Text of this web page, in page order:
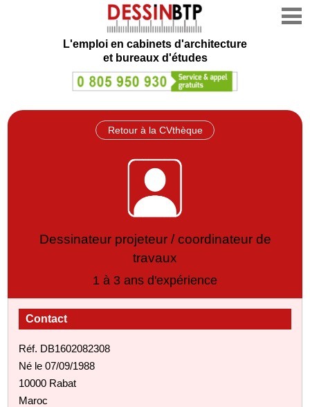
L'emploi en cabinets d'architecture
et bureaux d'études
Retour à la CVthèque
Dessinateur projeteur / coordinateur de
travaux
1 à 3 ans d'expérience
Contact
Réf. DB1602082308
Né le 07/09/1988
10000 Rabat
Maroc